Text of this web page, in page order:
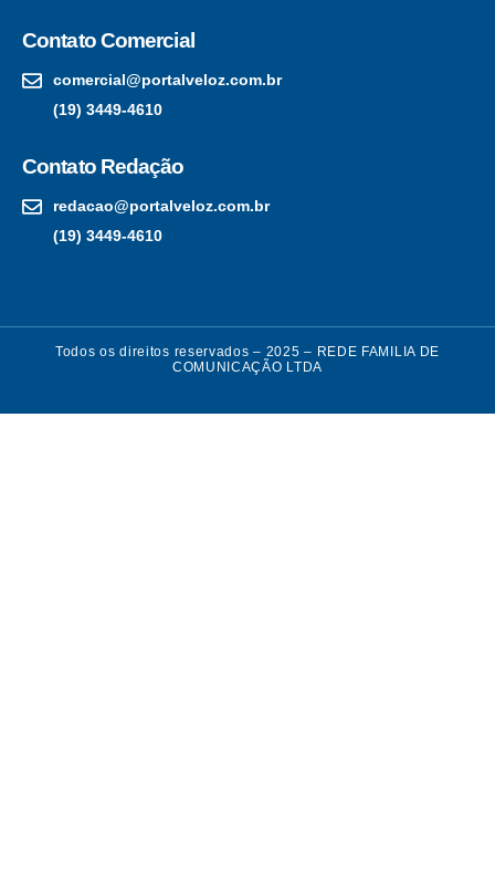
Contato Comercial
comercial@portalveloz.com.br
(19) 3449-4610
Contato Redação
redacao@portalveloz.com.br
(19) 3449-4610
Todos os direitos reservados – 2025 – REDE FAMILIA DE
COMUNICAÇÃO LTDA